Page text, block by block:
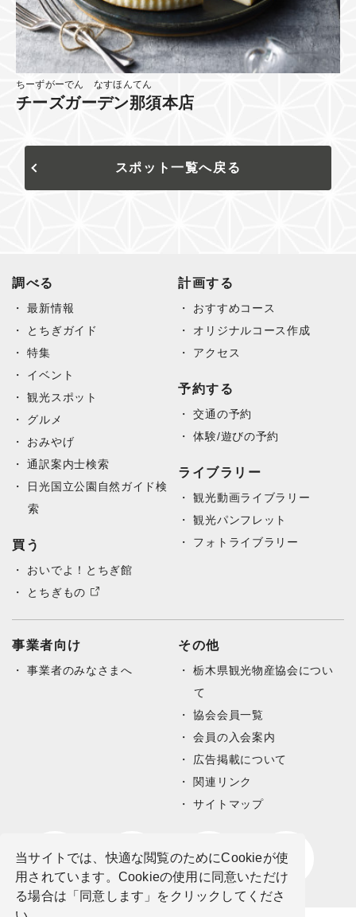
当サイトでは、快適な閲覧のためにCookieが使
用されています。Cookieの使用に同意いただけ
る場合は「同意します」をクリックしてくださ
ちーずがーでん なすほんてん
チーズガーデン那須本店
スポット一覧へ戻る
調べる
最新情報
とちぎガイド
特集
イベント
観光スポット
グルメ
おみやげ
通訳案内士検索
日光国立公園自然ガイド検
索
買う
おいでよ！とちぎ館
とちぎもの
計画する
おすすめコース
オリジナルコース作成
アクセス
予約する
交通の予約
体験/遊びの予約
ライブラリー
観光動画ライブラリー
観光パンフレット
フォトライブラリー
事業者向け
事業者のみなさまへ
その他
栃木県観光物産協会につい
て
協会会員一覧
会員の入会案内
広告掲載について
関連リンク
サイトマップ